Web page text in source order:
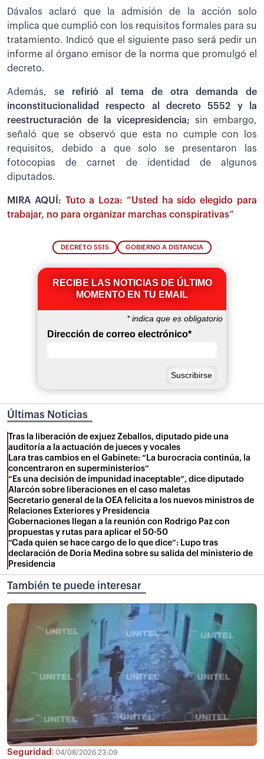
Dávalos aclaró que la admisión de la acción solo
implica que cumplió con los requisitos formales para su
tratamiento. Indicó que el siguiente paso será pedir un
informe al órgano emisor de la norma que promulgó el
decreto.
Además, se refirió al tema de otra demanda de
inconstitucionalidad respecto al decreto 5552 y la
reestructuración de la vicepresidencia; sin embargo,
señaló que se observó que esta no cumple con los
requisitos, debido a que solo se presentaron las
fotocopias de carnet de identidad de algunos
diputados.
MIRA AQUÍ: Tuto a Loza: “Usted ha sido elegido para
trabajar, no para organizar marchas conspirativas”
DECRETO 5515 GOBIERNO A DISTANCIA
RECIBE LAS NOTICIAS DE ÚLTIMO
MOMENTO EN TU EMAIL
*indica que es obligatorio
Dirección de correo electrónico*
Últimas Noticias
Tras la liberación de exjuez Zeballos, diputado pide una
auditoría a la actuación de jueces y vocales
Lara tras cambios en el Gabinete: “La burocracia continúa, la
concentraron en superministerios”
“Es una decisión de impunidad inaceptable”, dice diputado
Alarcón sobre liberaciones en el caso maletas
Secretario general de la OEA felicita a los nuevos ministros de
Relaciones Exteriores y Presidencia
Gobernaciones llegan a la reunión con Rodrigo Paz con
propuestas y rutas para aplicar el 50-50
“Cada quien se hace cargo de lo que dice”: Lupo tras
declaración de Doria Medina sobre su salida del ministerio de
Presidencia
También te puede interesar
Seguridad 04/08/2026 23:09